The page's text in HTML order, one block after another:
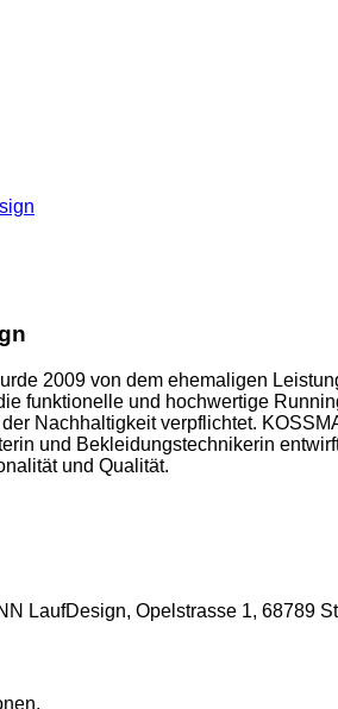
2009 von dem ehemaligen
funktionelle und hochwertige
Nachhaltigkeit verpflichtet.
und Bekleidungstechnikerin
und Qualität.
LaufDesign, Opelstrasse 1, 68789